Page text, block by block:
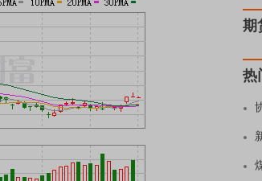
期
热